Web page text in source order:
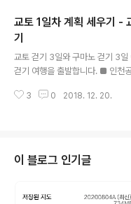
東本願寺) 숙소 바로 옆에 있는
토 이틀째 걷기를 시작합니다. 히
ngan-ji, 東本願寺, http://
p/)는 동절기 06:20~16:30에 개
다. 1602년에 토쿠가와 이에야
eyasu)에 의해 세워진 사찰..
교토 1일차 계획 세우기 -
기
교토 걷기 3일와 구마노 걷기 3일
걷기 여행을 출발합니다. ■ 인천
lypeach.com/)이 두명 왕복에
출발이 7시 30분이므로(지금까지
빠른 시각에 출발하는 항공편입
40 사이에 체크인을 완료해야 합
장기 주차장에 차를 세우고 부지
3 0 2018. 12. 20.
이 블로그 인기글